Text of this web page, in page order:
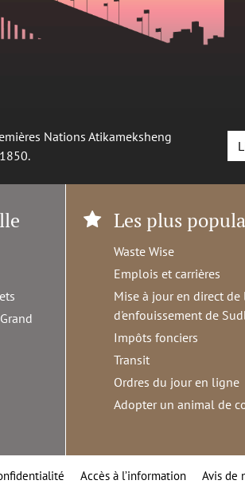
Nations Atikameksheng
Les plus
Waste Wise
Emplois et carrières
Mise à jour en direct de
d'enfouissement de
Impôts fonciers
Transit
Ordres du jour en ligne
Adopter un animal de
Accès à l’information Avis de